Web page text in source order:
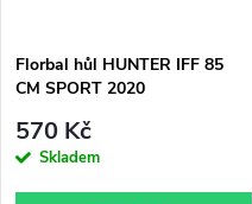
Florbal hůl HUNTER IFF 85
CM SPORT 2020
570 Kč
Skladem